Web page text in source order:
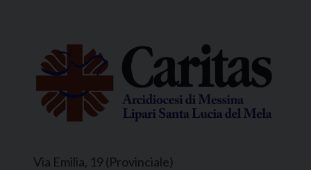
Via Emilia, 19 (Provinciale)